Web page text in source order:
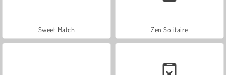
Sweet Match Zen Solitaire